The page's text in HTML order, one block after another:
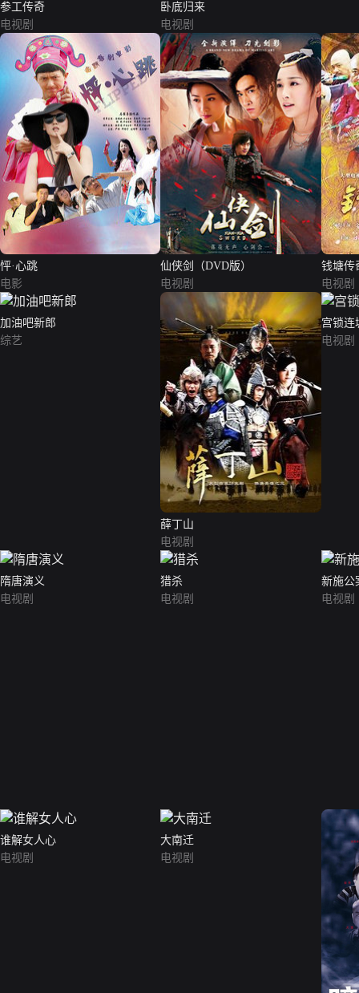
参工传奇
电视剧
卧底归来
电视剧
怦·心跳
电影
仙侠剑（DVD版）
电视剧
钱塘传
电视剧
加油吧新郎
综艺
薛丁山
电视剧
宫锁连
电视剧
隋唐演义
电视剧
猎杀
电视剧
新施公
电视剧
谁解女人心
电视剧
大南迁
电视剧